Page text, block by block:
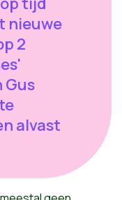
nieuwe
2
Gus
alvast